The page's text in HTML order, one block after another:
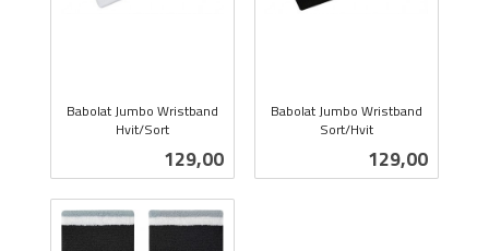
Babolat Jumbo Wristband
Hvit/Sort
Pris
129,00
Babolat Jumbo Wristband
Sort/Hvit
Pris
129,00